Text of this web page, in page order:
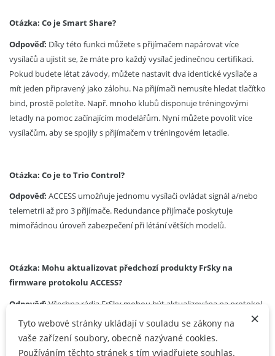
Otázka: Co je Smart Share?
Odpověď: Díky této funkci můžete s přijímačem napárovat více
vysílačů a ujistit se, že máte pro každý vysílač jedinečnou certifikaci.
Pokud budete létat závody, můžete nastavit dva identické vysílače a
mít jeden připravený jako zálohu. Na přijímači nemusíte hledat tlačítko
bind, prostě poletíte. Např. mnoho klubů disponuje tréningovými
letadly na pomoc začínajícím modelářům. Nyní můžete povolit více
vysílačům, aby se spojily s přijímačem v tréningovém letadle.
Otázka: Co je to Trio Control?
Odpověď: ACCESS umožňuje jednomu vysílači ovládat signála/nebo
telemetrii až pro 3 přijímače. Redundance přijímače poskytuje
mimořádnou úroveň zabezpečení při létání větších modelů.
Otázka: Mohu aktualizovat předchozí produkty FrSky na
firmware protokolu ACCESS?
Odpověď:Všechna rádia FrSky mohou být aktualizována na protokol
ACCESS a přijímače řady X, S, XM, RX a GX budou postupně testovány
a přidávány do seznamu kompatibility. Momentálně ale nejsou známé
termíny. FrSky nadále studuje možnosti migrace pro starší produkty,
×
Tyto webové stránky ukládají v souladu se zákony na
vaše zařízení soubory, obecně nazývané cookies.
Používáním těchto stránek s tím vyjadřujete souhlas.